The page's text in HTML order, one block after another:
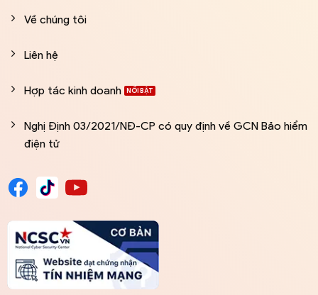
Về chúng tôi
Liên hệ
Hợp tác kinh doanh
Nghị Định 03/2021/NĐ-CP có quy định về GCN Bảo hiểm
điện tử